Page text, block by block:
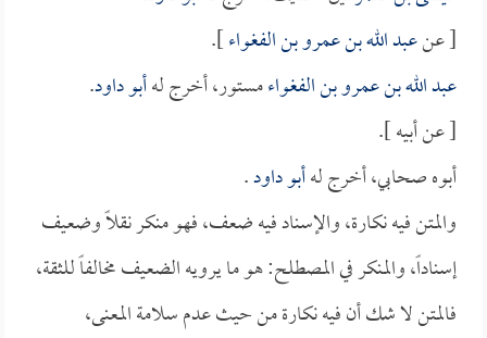
[ عنعبد الله بن عمرو بن الفغواء].
عبد الله بن عمرو بن الفغواءمستور، أخرج لهأبو داود.
[ عن أبيه ].
أبوه صحابي، أخرج لهأبو داود.
والمتن فيه نكارة، والإسناد فيه ضعف، فهو منكر نقلاً وضعيف
إسناداً، والمنكر في المصطلح: هو ما يرويه الضعيف مخالفاً للثقة،
فالمتن لا شك أن فيه نكارة من حيث عدم سلامة المعنى،